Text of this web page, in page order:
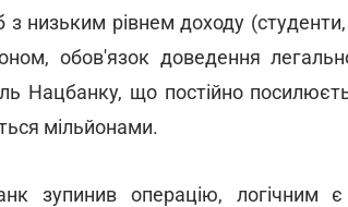
з низьким рівнем доходу
обов'язок доведення
Нацбанку, що постійно
мільйонами.
зупинив операцію, логічним